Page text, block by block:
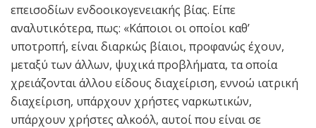
επεισοδίων ενδοοικογενειακής βίας. Είπε
αναλυτικότερα, πως: «Κάποιοι οι οποίοι καθ’
υποτροπή, είναι διαρκώς βίαιοι, προφανώς έχουν,
μεταξύ των άλλων, ψυχικά προβλήματα, τα οποία
χρειάζονται άλλου είδους διαχείριση, εννοώ ιατρική
διαχείριση, υπάρχουν χρήστες ναρκωτικών,
υπάρχουν χρήστες αλκοόλ, αυτοί που είναι σε